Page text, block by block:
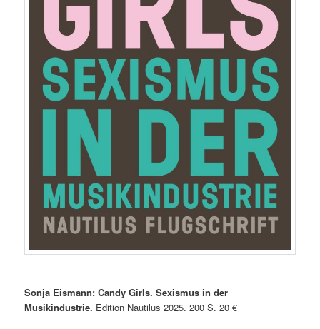
Sonja Eismann: Candy Girls. Sexismus in der
Musikindustrie. Edition Nautilus 2025. 200 S. 20 €